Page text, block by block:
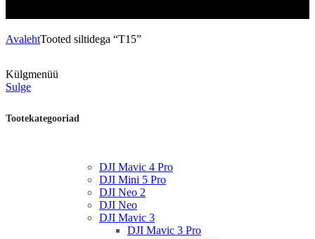
AvalehtTooted siltidega “T15”
Külgmenüü
Sulge
Tootekategooriad
DJI Mavic 4 Pro
DJI Mini 5 Pro
DJI Neo 2
DJI Neo
DJI Mavic 3
DJI Mavic 3 Pro